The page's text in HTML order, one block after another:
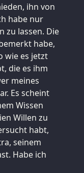
ihn von
habe nur
zu lassen. Die
habe,
wie es jetzt
die es ihm
meines
Es scheint
Wissen
Willen zu
habt,
seinem
Habe ich